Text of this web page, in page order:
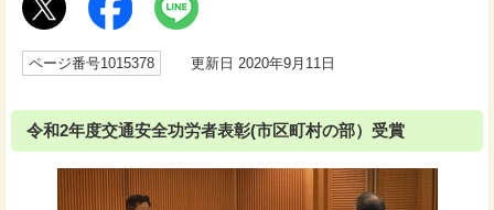
ページ番号1015378 更新日 2020年9月11日
令和2年度交通安全功労者表彰(市区町村の部）受賞